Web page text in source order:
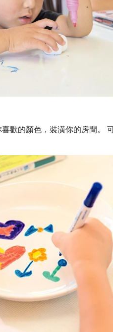
歡的顏色，裝潢你的房間。